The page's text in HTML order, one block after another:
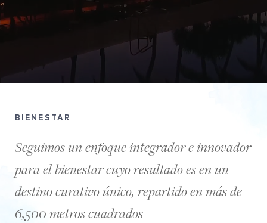
BIENESTAR
Seguimos un enfoque integrador e innovador
para el bienestar cuyo resultado es en un
destino curativo único, repartido en más de
6,500 metros cuadrados